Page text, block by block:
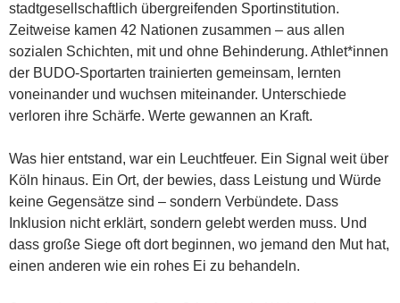
stadtgesellschaftlich übergreifenden Sportinstitution.
Zeitweise kamen 42 Nationen zusammen – aus allen
sozialen Schichten, mit und ohne Behinderung. Athlet*innen
der BUDO-Sportarten trainierten gemeinsam, lernten
voneinander und wuchsen miteinander. Unterschiede
verloren ihre Schärfe. Werte gewannen an Kraft.
Was hier entstand, war ein Leuchtfeuer. Ein Signal weit über
Köln hinaus. Ein Ort, der bewies, dass Leistung und Würde
keine Gegensätze sind – sondern Verbündete. Dass
Inklusion nicht erklärt, sondern gelebt werden muss. Und
dass große Siege oft dort beginnen, wo jemand den Mut hat,
einen anderen wie ein rohes Ei zu behandeln.